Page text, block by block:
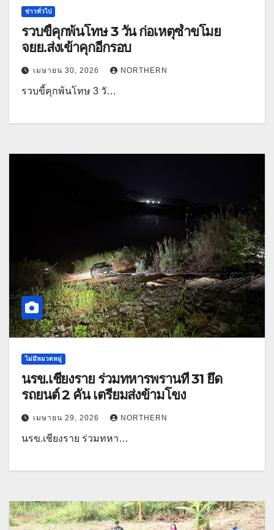
ข่าวทั่วไป
รวบขี้คุกพ้นโทษ 3 วัน ก่อเหตุซ้ำขโมย
จยย.ส่งเข้าคุกอีกรอบ
เมษายน 30, 2026 NORTHERN
รวบขี้คุกพ้นโทษ 3 วั…
ไม่มีหมวดหมู่
นรข.เชียงราย ร่วมทหารพรานที่ 31 ยึด
รถยนต์ 2 คัน เตรียมส่งข้ามโขง
เมษายน 29, 2026 NORTHERN
นรข.เชียงราย ร่วมทหา…